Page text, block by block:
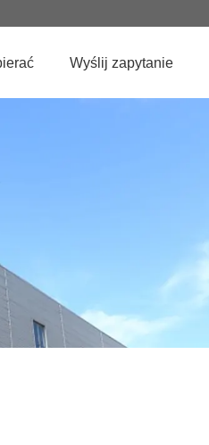
Wyślij zapytanie